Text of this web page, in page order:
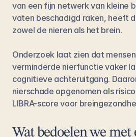
van een fijn netwerk van kleine
vaten beschadigd raken, heeft
zowel de nieren als het brein.
Onderzoek laat zien dat
verminderde nierfunctie vaker
cognitieve achteruitgang.
nierschade opgenomen als
LIBRA-score voor
Wat bedoelen we met